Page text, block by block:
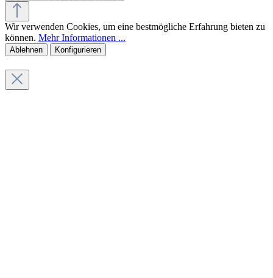
Wir verwenden Cookies, um eine bestmögliche Erfahrung bieten zu
können. Mehr Informationen ...
Ablehnen Konfigurieren